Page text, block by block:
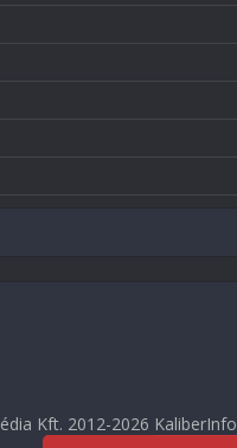
Kft. 2012-2026 KaliberInfo